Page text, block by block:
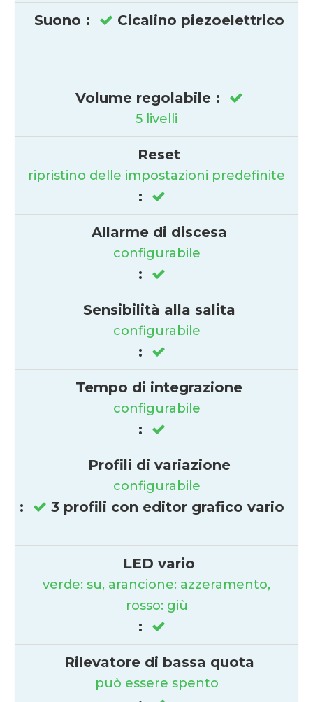
Suono : Cicalino piezoelettrico
Volume regolabile :
5 livelli
Reset
ripristino delle impostazioni predefinite
:
Allarme di discesa
configurabile
:
Sensibilità alla salita
configurabile
:
Tempo di integrazione
configurabile
:
Profili di variazione
configurabile
: 3 profili con editor grafico vario
LED vario
verde: su, arancione: azzeramento,
rosso: giù
:
Rilevatore di bassa quota
può essere spento